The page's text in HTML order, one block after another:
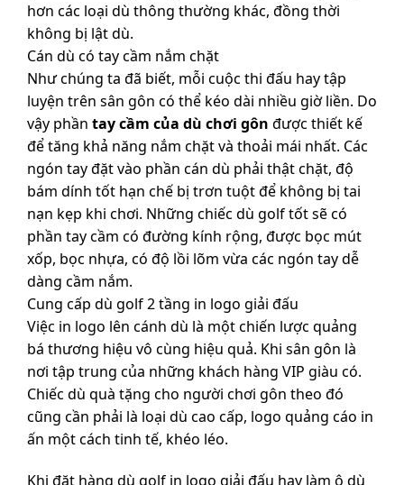
hơn các loại dù thông thường khác, đồng thời
không bị lật dù.
Cán dù có tay cầm nắm chặt
Như chúng ta đã biết, mỗi cuộc thi đấu hay tập
luyện trên sân gôn có thể kéo dài nhiều giờ liền. Do
vậy phần tay cầm của dù chơi gôn được thiết kế
để tăng khả năng nắm chặt và thoải mái nhất. Các
ngón tay đặt vào phần cán dù phải thật chặt, độ
bám dính tốt hạn chế bị trơn tuột để không bị tai
nạn kẹp khi chơi. Những chiếc dù golf tốt sẽ có
phần tay cầm có đường kính rộng, được bọc mút
xốp, bọc nhựa, có độ lồi lõm vừa các ngón tay dễ
dàng cầm nắm.
Cung cấp dù golf 2 tầng in logo giải đấu
Việc in logo lên cánh dù là một chiến lược quảng
bá thương hiệu vô cùng hiệu quả. Khi sân gôn là
nơi tập trung của những khách hàng VIP giàu có.
Chiếc dù quà tặng cho người chơi gôn theo đó
cũng cần phải là loại dù cao cấp, logo quảng cáo in
ấn một cách tinh tế, khéo léo.
Khi đặt hàng dù golf in logo giải đấu hay làm ô dù